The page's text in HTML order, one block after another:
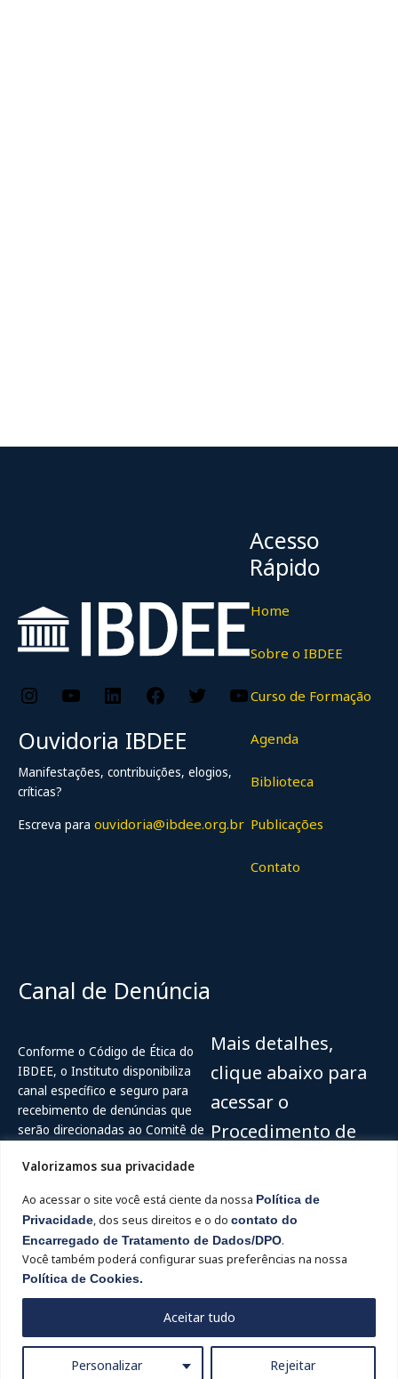
Valorizamos sua privacidade
Ao acessar o site você está ciente da nossa Política de
Privacidade, dos seus direitos e o do contato do
Encarregado de Tratamento de Dados/DPO.
Você também poderá configurar suas preferências na nossa
Política de Cookies.
Personalizar Rejeitar
Aceitar tudo
Instagram
YouTube
LinkedIn
Facebook
Twitter
YouTube
Ouvidoria IBDEE
Manifestações, contribuições, elogios,
críticas?
Escreva para ouvidoria@ibdee.org.br
Acesso
Rápido
Home
Sobre o IBDEE
Curso de Formação
Agenda
Biblioteca
Publicações
Contato
Canal de Denúncia
Conforme o Código de Ética do
IBDEE, o Instituto disponibiliza
canal específico e seguro para
recebimento de denúncias que
serão direcionadas ao Comitê de
Ouvidor Digital )
Hotline: 0800-515-2204
Mais detalhes,
clique abaixo para
acessar o
Procedimento de
tratamento de
denúncias
Acesse
IBDEE - Instituto Brasileiro de Direito e Ética Empresarial - 2024